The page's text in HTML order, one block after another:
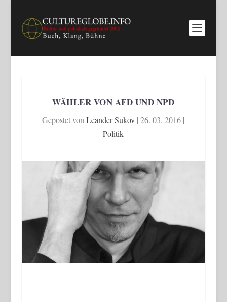
WÄHLER VON AFD UND NPD
Gepostet vonLeander Sukov |26. 03. 2016 |
Politik